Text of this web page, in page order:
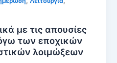
με τις απουσίες
των εποχικών
λοιμώξεων